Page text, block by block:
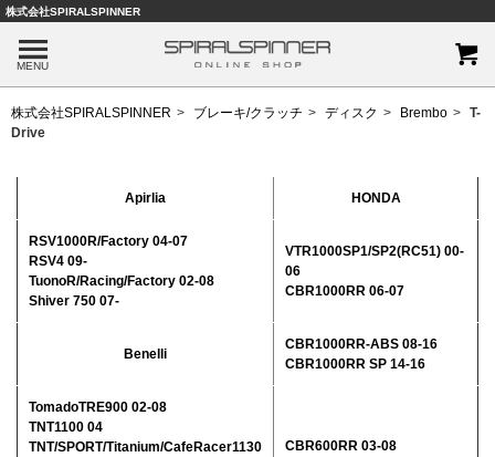
株式会社SPIRALSPINNER
MENU
株式会社SPIRALSPINNER ブレーキ/クラッチ ディスク Brembo
T-
Drive
Apirlia HONDA
RSV1000R/Factory 04-07
RSV4 09-
TuonoR/Racing/Factory 02-08
Shiver 750 07-
VTR1000SP1/SP2(RC51) 00-
06
CBR1000RR 06-07
Benelli
CBR1000RR-ABS 08-16
CBR1000RR SP 14-16
TomadoTRE900 02-08
TNT1100 04
TNT/SPORT/Titanium/CafeRacer1130
CBR600RR 03-08